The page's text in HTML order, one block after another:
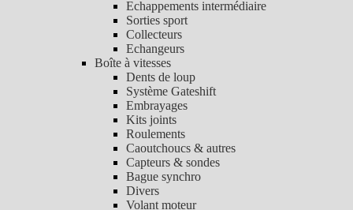
Echappements intermédiaire
Sorties sport
Collecteurs
Echangeurs
Boîte à vitesses
Dents de loup
Système Gateshift
Embrayages
Kits joints
Roulements
Caoutchoucs & autres
Capteurs & sondes
Bague synchro
Divers
Volant moteur